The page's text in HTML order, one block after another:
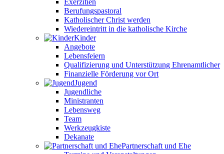
Exerzitien
Berufungspastoral
Katholischer Christ werden
Wiedereintritt in die katholische Kirche
Kinder
Angebote
Lebensfeiern
Qualifizierung und Unterstützung Ehrenamtlicher
Finanzielle Förderung vor Ort
Jugend
Jugendliche
Ministranten
Lebensweg
Team
Werkzeugkiste
Dekanate
Partnerschaft und Ehe